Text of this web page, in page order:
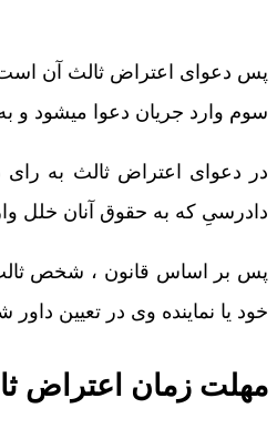
پس دعوای اعتراض ثالث آن
سوم وارد جریان دعوا میشود
در دعوای اعتراض ثالث به
دادرسیِ که به حقوق آنان خلل
پس بر اساس قانون ، شخص ثالث
خود یا نماینده وی در تعیین
مهلت زمان اعتراض